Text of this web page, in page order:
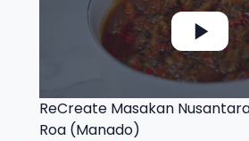
ReCreate Masakan
Roa (Manado)